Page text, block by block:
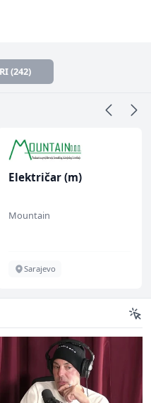
(242)
Električar (m)
Mountain
Sarajevo